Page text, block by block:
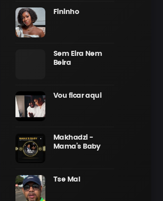
Fininho
Sem Eira Nem
Beira
Vou ficar aqui
Makhadzi -
Mama’s Baby
Tse Mal